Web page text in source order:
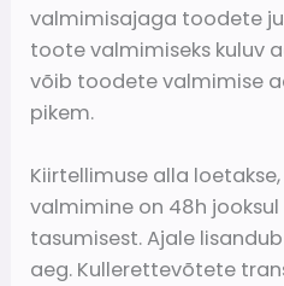
valmimisajaga toodete
toote valmimiseks kuluv
võib toodete valmimise
pikem.
Kiirtellimuse alla
valmimine on 48h
tasumisest. Ajale
aeg. Kullerettevõtete